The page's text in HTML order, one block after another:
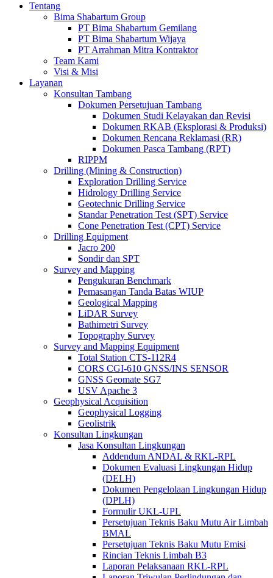
Tentang
Bima Shabartum Group
PT Bima Shabartum Gemilang
PT Bima Shabartum Wijaya
PT Arrahman Mitra Kontraktor
Team Kami
Visi & Misi
Layanan
Konsultan Tambang
Dokumen Persetujuan Tambang
Dokumen Studi Kelayakan dan Revisi
Dokumen RKAB (Eksplorasi & Produksi)
Dokumen Rencana Reklamasi (RR)
Dokumen Pasca Tambang (RPT)
RIPPM
Drilling (Mining & Construction)
Exploration Drilling Service
Hidrology Drilling Service
Geotechnic Drilling Service
Standar Penetration Test (SPT) Service
Cone Penetration Test (CPT) Service
Drilling Equipment
Jacro 200
Sondir dan SPT
Survey and Mapping
Pengukuran Benchmark
Pemasangan Tanda Batas WIUP
Geological Mapping
LiDAR Survey
Bathimetri Survey
Topography Survey
Survey and Mapping Equipment
Total Station CTS-112R4
CORS CGI-610 GNSS/INS SENSOR
GNSS Geomate SG7
USV Apache 3
Geophysical Acquisition
Geophysical Logging
Geolistrik
Konsultan Lingkungan
Jasa Konsultan Lingkungan
Addendum ANDAL & RKL-RPL
Dokumen Evaluasi Lingkungan Hidup
(DELH)
Dokumen Pengelolaan Lingkungan Hidup
(DPLH)
Formulir UKL-UPL
Persetujuan Teknis Baku Mutu Air Limbah
BMAL
Persetujuan Teknis Baku Mutu Emisi
Rincian Teknis Limbah B3
Laporan Pelaksanaan RKL-RPL